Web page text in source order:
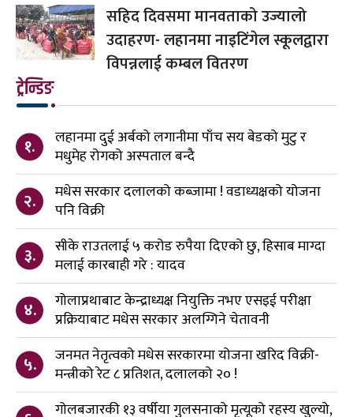
सहिद दिवसमा मानवताको उज्यालो
उदाहरण- लहानमा नाइटिंगेल स्कूलद्वारा
विपन्नलाई कम्बल वितरण
ट्रेन्डिङ
१.
लहानमा दुई अर्बको लगानीमा पाँच सय बेडको मुटु र
मधुमेह रोगको अस्पताल बन्दै
२.
मधेस सरकार दलालको कब्जामा ! वडाध्यक्षको योजना
पनि विक्री
३.
सीके राउतलाई ५ करोड रुपैया दिएको छु, हिसाब माग्दा
मलाई कारबाही गरे : यादव
४.
गोलाप्रथाबाट केन्द्राध्यक्ष नियुक्ति नभए एसइई परीक्षा
प्रक्रियाबाट मधेस सरकार अलग्गिने चेतावनी
५.
जनमत नेतृत्वको मधेस सरकारमा योजना खरिद विक्री-
मन्त्रीको रेट ८ प्रतिशत, दलालको २० !
गोलबजारकी १३ वर्षीया गुलसनाको मृत्यूको रहस्य खुल्यो,